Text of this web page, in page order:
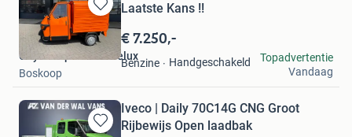
Bewaren
in
Mijn
Favorieten
Laatste Kans !!
€ 7.250,-
Benzine Handgeschakeld
Citytransporter Benelux
Boskoop
Topadvertentie
Vandaag
Iveco | Daily 70C14G CNG Groot
Rijbewijs Open laadbak